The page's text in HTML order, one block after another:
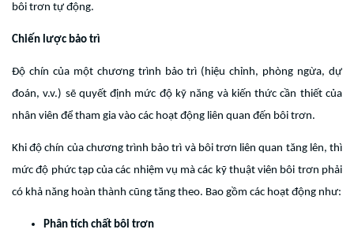
bôi trơn tự động.
Chiến lược bảo trì
Độ chín của một chương trình bảo trì (hiệu chỉnh, phòng ngừa, dự
đoán, v.v.) sẽ quyết định mức độ kỹ năng và kiến ​​thức cần thiết của
nhân viên để tham gia vào các hoạt động liên quan đến bôi trơn.
Khi độ chín của chương trình bảo trì và bôi trơn liên quan tăng lên, thì
mức độ phức tạp của các nhiệm vụ mà các kỹ thuật viên bôi trơn phải
có khả năng hoàn thành cũng tăng theo. Bao gồm các hoạt động như:
Phân tích chất bôi trơn